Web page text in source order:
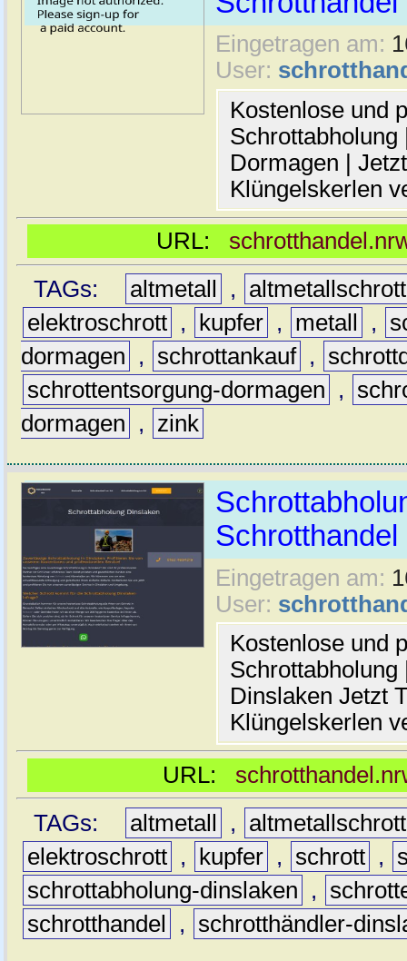
Eingetragen am:
User:
Kostenlose und
Dormagen |
Klüngelskerlen
URL:
TAGs:
altmetall ,
altmetallschrott
elektroschrott , kupfer , metall ,
dormagen
, schrottankauf ,
schrottentsorgung-dormagen
,
dormagen
, zink
Schrotthandel
Eingetragen am:
User:
Kostenlose und
Dinslaken Jetzt
Klüngelskerlen
URL:
TAGs:
altmetall ,
altmetallschrott
elektroschrott , kupfer , schrott ,
schrottabholung-dinslaken
,
schrotthandel
, schrotthändler-